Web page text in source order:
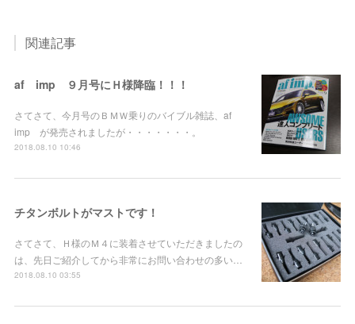
関連記事
af imp ９月号にＨ様降臨！！！
さてさて、今月号のＢＭＷ乗りのバイブル雑誌、af
imp が発売されましたが・・・・・・・。
2018.08.10 10:46
チタンボルトがマストです！
さてさて、Ｈ様のＭ４に装着させていただきましたの
は、先日ご紹介してから非常にお問い合わせの多い…
2018.08.10 03:55